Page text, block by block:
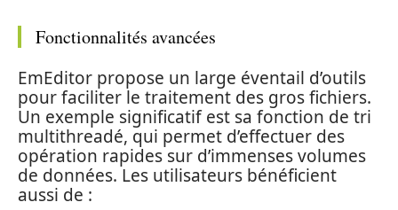
Fonctionnalités avancées
EmEditor propose un large éventail d’outils
pour faciliter le traitement des gros fichiers.
Un exemple significatif est sa fonction de tri
multithreadé, qui permet d’effectuer des
opération rapides sur d’immenses volumes
de données. Les utilisateurs bénéficient
aussi de :